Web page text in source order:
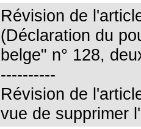
Révision de
(Déclaration du
belge" n° 128,
----------
Révision de
vue de supprimer